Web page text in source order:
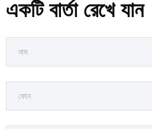
একটি বার্তা রেখে যান